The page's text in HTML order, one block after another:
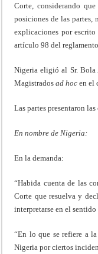
Corte, considerando
posiciones de las
explicaciones por
artículo 98 del reglamento.
Nigeria eligió al Sr. Bola
Magistradosadhoc en el
Las partes presentaron
En nombre de Nigeria:
En la demanda:
“Habida cuenta de las
Corte que resuelva y
interpretarse en el sentido
“En lo que se refiere a
Nigeria por ciertos